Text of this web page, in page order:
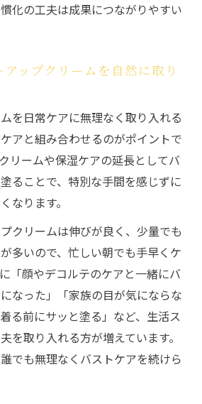
化の工夫は成果につながりやすい
アップクリームを自然に取り
を日常ケアに無理なく取り入れる
アと組み合わせるのがポイントで
リームや保湿ケアの延長としてバ
ることで、特別な手間を感じずに
なります。
クリームは伸びが良く、少量でも
多いので、忙しい朝でも手早くケ
「顔やデコルテのケアと一緒にバ
なった」「家族の目が気にならな
る前にサッと塗る」など、生活ス
を取り入れる方が増えています。
でも無理なくバストケアを続けら